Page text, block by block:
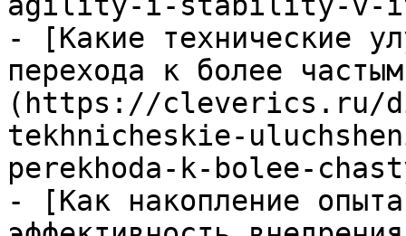
- [Какие технические
перехода к более
(https://cleverics.ru/
tekhnicheskie-
perekhoda-k-bolee-
- [Как накопление